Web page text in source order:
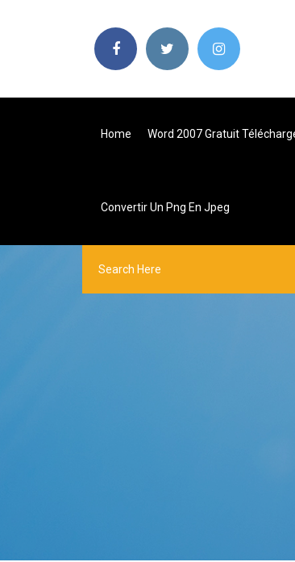
Home Word 2007 Gratuit
Convertir Un Png En Jpeg